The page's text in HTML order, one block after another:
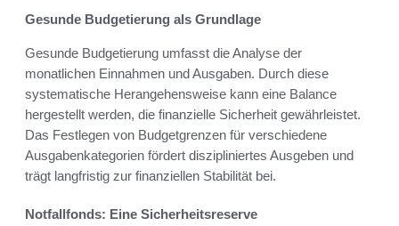
Gesunde Budgetierung als Grundlage
Gesunde Budgetierung umfasst die Analyse der
monatlichen Einnahmen und Ausgaben. Durch diese
systematische Herangehensweise kann eine Balance
hergestellt werden, die finanzielle Sicherheit gewährleistet.
Das Festlegen von Budgetgrenzen für verschiedene
Ausgabenkategorien fördert diszipliniertes Ausgeben und
trägt langfristig zur finanziellen Stabilität bei.
Notfallfonds: Eine Sicherheitsreserve